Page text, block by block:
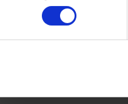
megfelelően a
tettünk már a
a teendőkkel